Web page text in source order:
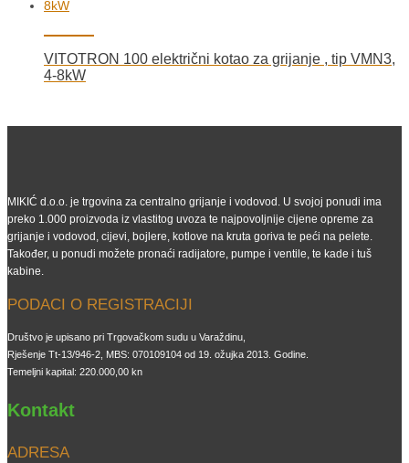
VITOTRON 100 električni kotao za grijanje , tip VMN3,
4-8kW
MIKIĆ d.o.o. je trgovina za centralno grijanje i vodovod. U svojoj ponudi ima
preko 1.000 proizvoda iz vlastitog uvoza te najpovoljnije cijene opreme za
grijanje i vodovod, cijevi, bojlere, kotlove na kruta goriva te peći na pelete.
Također, u ponudi možete pronaći radijatore, pumpe i ventile, te kade i tuš
kabine.
PODACI O REGISTRACIJI
Društvo je upisano pri Trgovačkom sudu u Varaždinu,
Rješenje Tt-13/946-2, MBS: 070109104 od 19. ožujka 2013. Godine.
Temeljni kapital: 220.000,00 kn
Kontakt
ADRESA